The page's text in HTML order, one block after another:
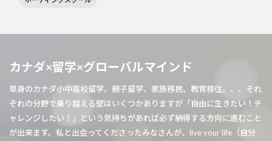
カナダ×留学×グローバルマインド
単身のカナダ小中高校留学、親子留学、家族移民、教育移住、、、それ
ぞれの分野で乗り越える壁はいくつかありますが「自由に生きたい！チ
ャレンジしたい！」という気持ちがあれば必ず納得する方向に進むこと
が出来ます。私と出会ってくださったみなさんが、live your life（自分